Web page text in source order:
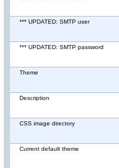
*** UPDATED: SMTP user
*** UPDATED: SMTP password
Theme
Description
CSS image directory
Current default theme